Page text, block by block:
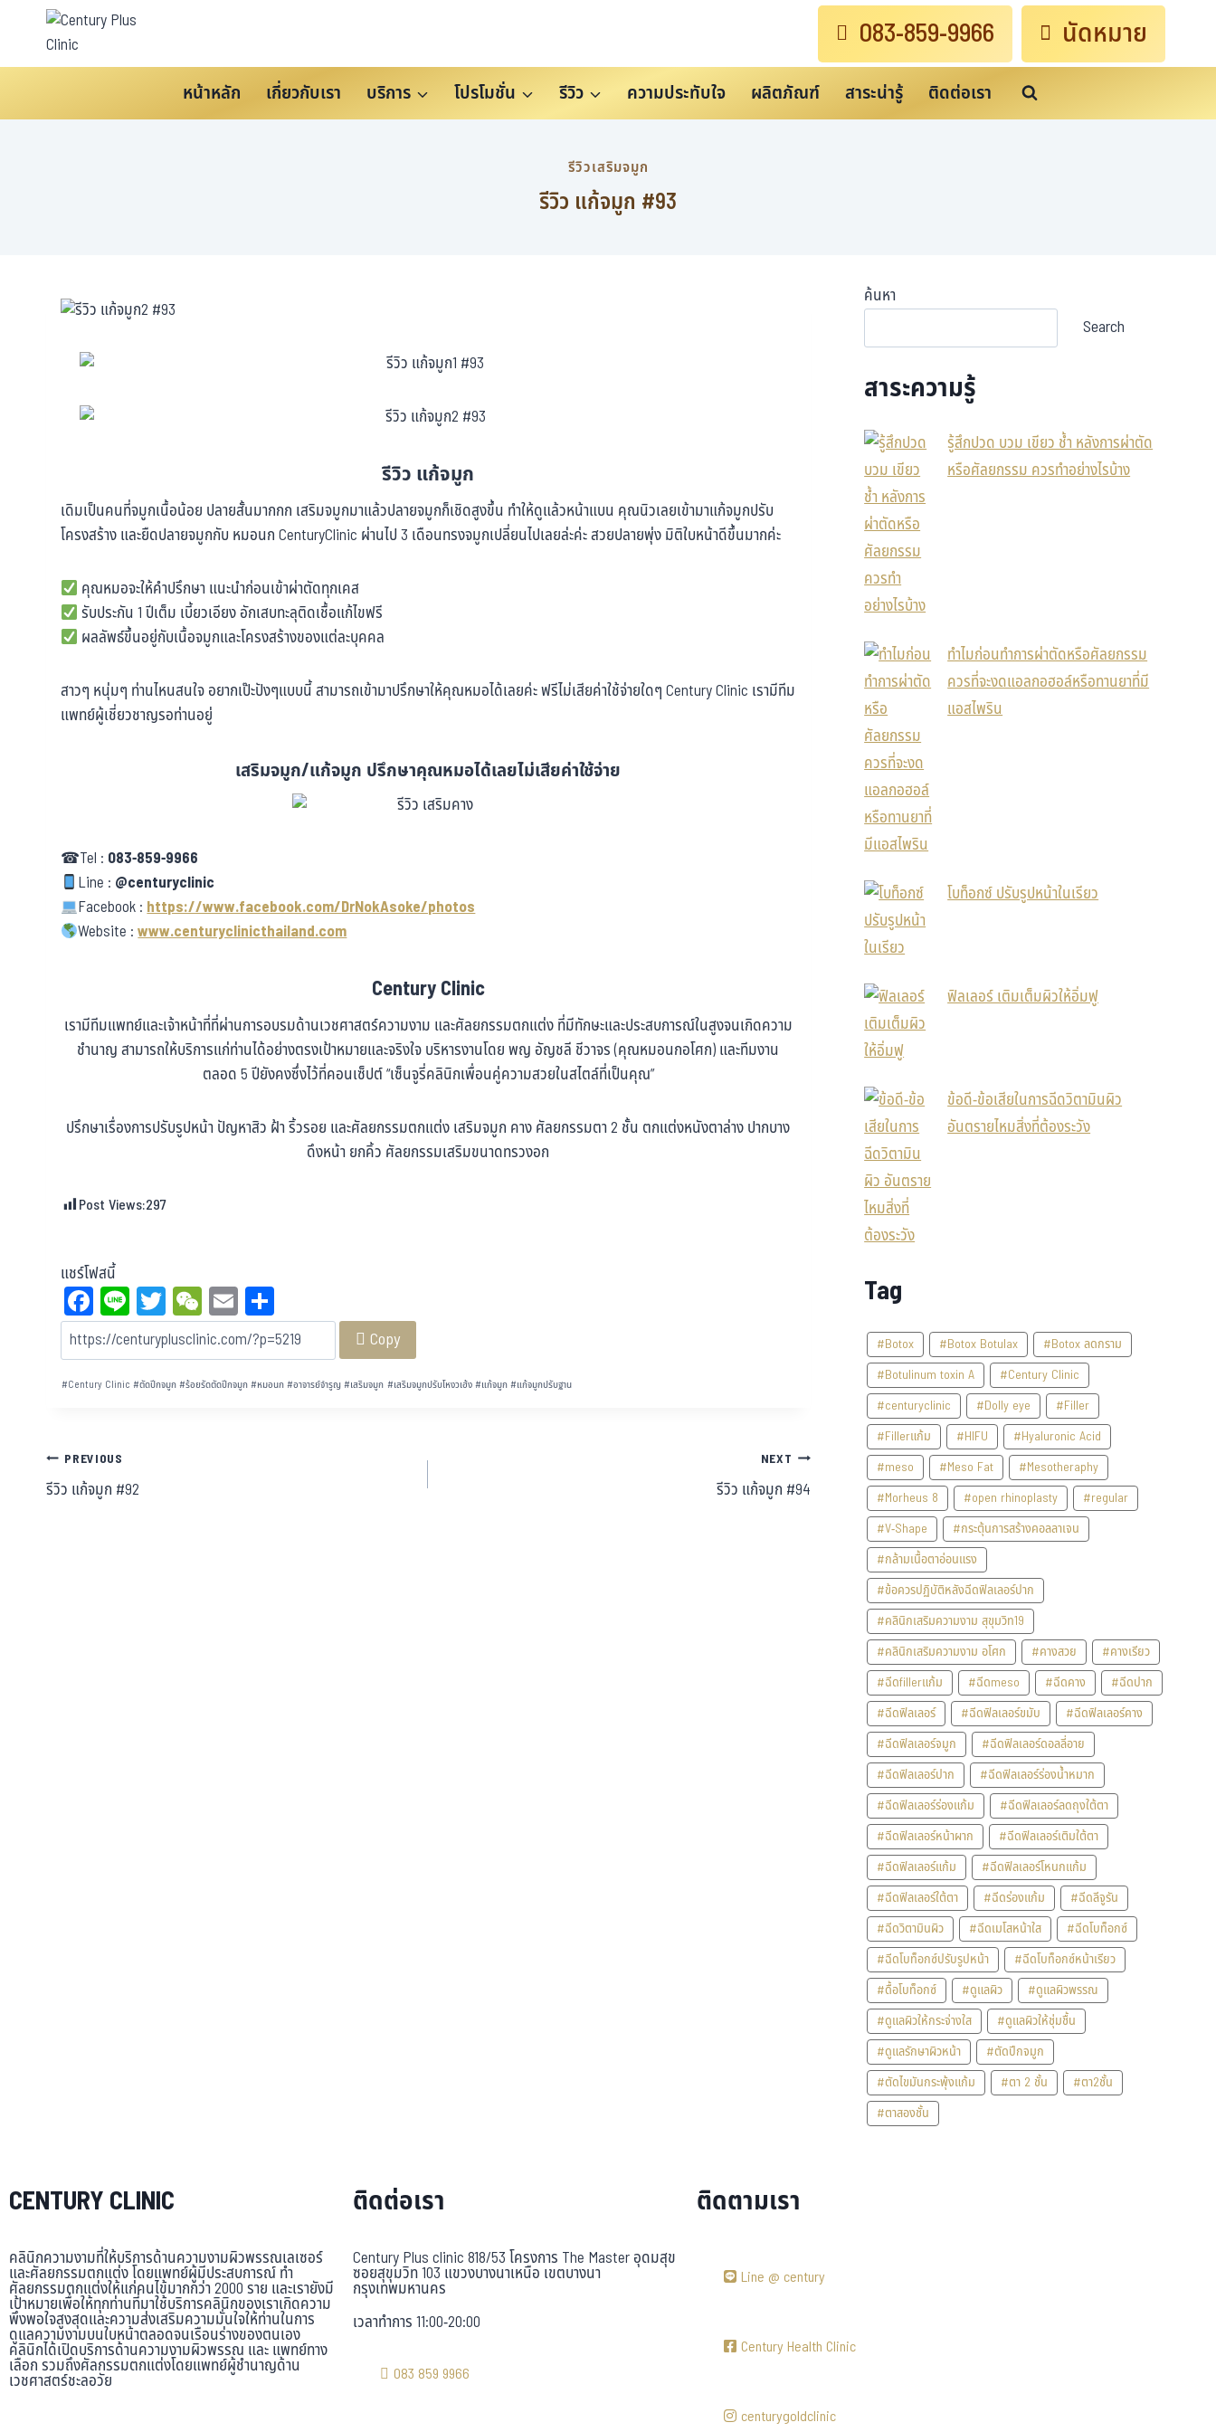
083-859-9966 นัดหมาย
หน้าหลัก เกี่ยวกับเรา บริการ โปรโมชั่น รีวิว ความประทับใจ ผลิตภัณฑ์ สาระน่ารู้ ติดต่อเรา
รีวิวเสริมจมูก
รีวิว แก้จมูก #93
รีวิว แก้จมูก
เดิมเป็นคนที่จมูกเนื้อน้อย ปลายสั้นมากกก เสริมจมูกมาแล้วปลายจมูกก็เชิดสูงขึ้น ทำให้ดูแล้วหน้าแบน คุณนิวเลยเข้ามาแก้จมูกปรับ
โครงสร้าง และยืดปลายจมูกกับ หมอนก CenturyClinic ผ่านไป 3 เดือนทรงจมูกเปลี่ยนไปเลยล่ะค่ะ สวยปลายพุ่ง มิติใบหน้าดีขึ้นมากค่ะ
คุณหมอจะให้คำปรึกษา แนะนำก่อนเข้าผ่าตัดทุกเคส
รับประกัน 1 ปีเต็ม เบี้ยวเอียง อักเสบทะลุติดเชื้อแก้ไขฟรี
ผลลัพธ์ขึ้นอยู่กับเนื้อจมูกและโครงสร้างของแต่ละบุคคล
สาวๆ หนุ่มๆ ท่านไหนสนใจ อยากเป๊ะปังๆแบบนี้ สามารถเข้ามาปรึกษาให้คุณหมอได้เลยค่ะ ฟรีไม่เสียค่าใช้จ่ายใดๆ Century Clinic เรามีทีม
แพทย์ผู้เชี่ยวชาญรอท่านอยู่
เสริมจมูก/แก้จมูก ปรึกษาคุณหมอได้เลยไม่เสียค่าใช้จ่าย
☎Tel : 083-859-9966
Line : @centuryclinic
Facebook :https://www.facebook.com/DrNokAsoke/photos
Website :www.centuryclinicthailand.com
Century Clinic
เรามีทีมแพทย์และเจ้าหน้าที่ที่ผ่านการอบรมด้านเวชศาสตร์ความงาม และศัลยกรรมตกแต่ง ที่มีทักษะและประสบการณ์ในสูงจนเกิดความ
ชำนาญ สามารถให้บริการแก่ท่านได้อย่างตรงเป้าหมายและจริงใจ บริหารงานโดย พญ อัญชลี ชีวาจร (คุณหมอนกอโศก) และทีมงาน
ตลอด 5 ปียังคงซึ่งไว้ที่คอนเซ็ปต์ “เซ็นจูรี่คลินิกเพื่อนคู่ความสวยในสไตล์ที่เป็นคุณ”
ปรึกษาเรื่องการปรับรูปหน้า ปัญหาสิว ฝ้า ริ้วรอย และศัลยกรรมตกแต่ง เสริมจมูก คาง ศัลยกรรมตา 2 ชั้น ตกแต่งหนังตาล่าง ปากบาง
ดึงหน้า ยกคิ้ว ศัลยกรรมเสริมขนาดทรวงอก
Post Views:297
แชร์โฟสนี้
Fa
ce
bo
ok
Li
ne
T
wi
tt
er
W
eC
ha
t
E
m
ail
ar
e Copy
#Century Clinic #ตัดปีกจมูก#ร้อยรัดตัดปีกจมูก#หมอนก#อาจารย์จำรูญ #เสริมจมูก #เสริมจมูกปรับโหงวเฮ้ง #แก้จมูก#แก้จมูกปรับฐาน
PREVIOUS
รีวิว แก้จมูก #92
NEXT
รีวิว แก้จมูก #94
ค้นหา
Search
สาระความรู้
รู้สึกปวด บวม เขียว ช้ำ หลังการผ่าตัด
หรือศัลยกรรม ควรทำอย่างไรบ้าง
ทำไมก่อนทำการผ่าตัดหรือศัลยกรรม
ควรที่จะงดแอลกอฮอล์หรือทานยาที่มี
แอสไพริน
โบท็อกซ์ ปรับรูปหน้าในเรียว
ฟิลเลอร์ เติมเต็มผิวให้อิ่มฟู
ข้อดี-ข้อเสียในการฉีดวิตามินผิว
อันตรายไหมสิ่งที่ต้องระวัง
Tag
#Botox #Botox Botulax
#Botox ลดกราม
#Botulinum toxin A
#Century Clinic
#centuryclinic
#Dolly eye
#Filler
#Fillerแก้ม
#HIFU
#Hyaluronic Acid
#meso
#Meso Fat
#Mesotheraphy
#Morheus 8
#open rhinoplasty
#regular
#V-Shape
#กระตุ้นการสร้างคอลลาเจน
#กล้ามเนื้อตาอ่อนแรง
#ข้อควรปฏิบัติหลังฉีดฟิลเลอร์ปาก
#คลินิกเสริมความงาม สุขุมวิท19
#คลินิกเสริมความงาม อโศก
#คางสวย
#คางเรียว
#ฉีดfillerแก้ม
#ฉีดmeso #ฉีดคาง
#ฉีดปาก
#ฉีดฟิลเลอร์
#ฉีดฟิลเลอร์ขมับ
#ฉีดฟิลเลอร์คาง
#ฉีดฟิลเลอร์จมูก
#ฉีดฟิลเลอร์ดอลลี่อาย
#ฉีดฟิลเลอร์ปาก
#ฉีดฟิลเลอร์ร่องน้ำหมาก
#ฉีดฟิลเลอร์ร่องแก้ม
#ฉีดฟิลเลอร์ลดถุงใต้ตา
#ฉีดฟิลเลอร์หน้าผาก
#ฉีดฟิลเลอร์เติมใต้ตา
#ฉีดฟิลเลอร์แก้ม
#ฉีดฟิลเลอร์โหนกแก้ม
#ฉีดฟิลเลอร์ใต้ตา
#ฉีดร่องแก้ม
#ฉีดลีจูรัน
#ฉีดวิตามินผิว
#ฉีดเมโสหน้าใส
#ฉีดโบท็อกซ์
#ฉีดโบท็อกซ์ปรับรูปหน้า
#ฉีดโบท็อกซ์หน้าเรียว
#ดื้อโบท็อกซ์
#ดูแลผิว
#ดูแลผิวพรรณ
#ดูแลผิวให้กระจ่างใส
#ดูแลผิวให้ชุ่มชื้น
#ดูแลรักษาผิวหน้า
#ตัดปีกจมูก
#ตัดไขมันกระพุ้งแก้ม
#ตา 2 ชั้น
#ตา2ชั้น
#ตาสองชั้น
CENTURY CLINIC
คลินิกความงามที่ให้บริการด้านความงามผิวพรรณเลเซอร์
และศัลยกรรมตกแต่ง โดยแพทย์ผู้มีประสบการณ์ ทำ
ศัลยกรรมตกแต่งให้แก่คนไข้มากกว่า 2000 ราย และเรายังมี
เป้าหมายเพื่อให้ทุกท่านที่มาใช้บริการคลินิกของเราเกิดความ
พึงพอใจสูงสุดและความส่งเสริมความมั่นใจให้ท่านในการ
ดูแลความงามบนใบหน้าตลอดจนเรือนร่างของตนเอง
คลินิกได้เปิดบริการด้านความงามผิวพรรณ และ แพทย์ทาง
เลือก รวมถึงศัลกรรมตกแต่งโดยแพทย์ผู้ชำนาญด้าน
เวชศาสตร์ชะลอวัย
ติดต่อเรา
Century Plus clinic 818/53 โครงการ The Master อุดมสุข
ซอยสุขุมวิท 103 แขวงบางนาเหนือ เขตบางนา
กรุงเทพมหานคร
เวลาทำการ 11:00-20:00
083 859 9966
ติดตามเรา
Line @ century
Century Health Clinic
centurygoldclinic